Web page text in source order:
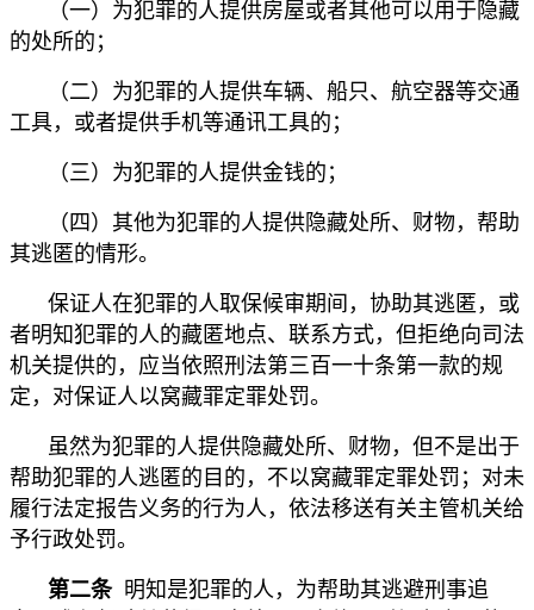
（一）为犯罪的人提供房屋或者其他可以用于隐藏
的处所的；
（二）为犯罪的人提供车辆、船只、航空器等交通
工具，或者提供手机等通讯工具的；
（三）为犯罪的人提供金钱的；
（四）其他为犯罪的人提供隐藏处所、财物，帮助
其逃匿的情形。
保证人在犯罪的人取保候审期间，协助其逃匿，或
者明知犯罪的人的藏匿地点、联系方式，但拒绝向司法
机关提供的，应当依照刑法第三百一十条第一款的规
定，对保证人以窝藏罪定罪处罚。
虽然为犯罪的人提供隐藏处所、财物，但不是出于
帮助犯罪的人逃匿的目的，不以窝藏罪定罪处罚；对未
履行法定报告义务的行为人，依法移送有关主管机关给
予行政处罚。
第二条明知是犯罪的人，为帮助其逃避刑事追